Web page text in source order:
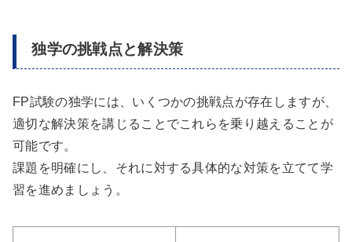
独学の挑戦点と解決策
FP試験の独学には、いくつかの挑戦点が存在しますが、
適切な解決策を講じることでこれらを乗り越えることが
可能です。
課題を明確にし、それに対する具体的な対策を立てて学
習を進めましょう。